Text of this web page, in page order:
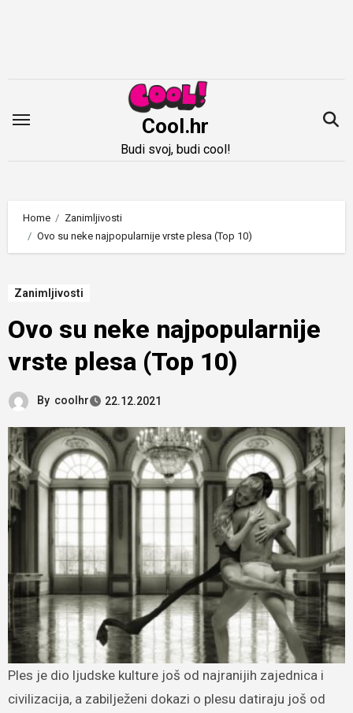
Cool.hr
Budi svoj, budi cool!
Home
Zanimljivosti
Ovo su neke najpopularnije vrste plesa (Top 10)
Zanimljivosti
Ovo su neke najpopularnije
vrste plesa (Top 10)
By coolhr 22.12.2021
Ples je dio ljudske kulture još od najranijih zajednica i
civilizacija, a zabilježeni dokazi o plesu datiraju još od